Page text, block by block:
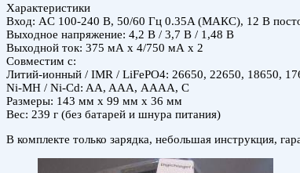
Характеристики
Вход: AC 100-240 В, 50/60 Гц 0.35A (МАКС), 12 В
Выходное напряжение: 4,2 В / 3,7 В / 1,48 В
Выходной ток: 375 мА х 4/750 мА х 2
Совместим с:
Литий-ионный / IMR / LiFePO4: 26650, 22650, 18650,
Ni-MH / Ni-Cd: AA, AAA, АААА, С
Размеры: 143 мм х 99 мм х 36 мм
Вес: 239 г (без батарей и шнура питания)
В комплекте только зарядка, небольшая инструкция,